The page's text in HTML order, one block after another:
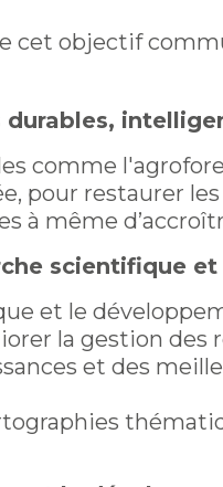
cet objectif
comme
pour restaurer
à même
scientifique
et le
la gestion des
et des